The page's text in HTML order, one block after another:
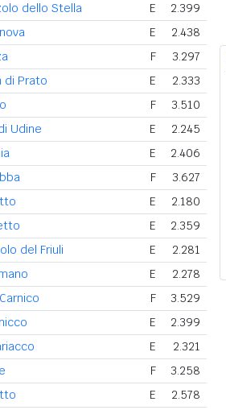
dello Stella
E
2.399
E
2.438
F
3.297
di Prato
E
2.333
F
3.510
Udine
E
2.245
E
2.406
F
3.627
E
2.180
E
2.359
del Friuli
E
2.281
E
2.278
F
3.529
E
2.399
E
2.321
F
3.258
E
2.578